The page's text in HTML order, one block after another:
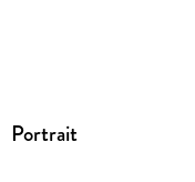
Portrait